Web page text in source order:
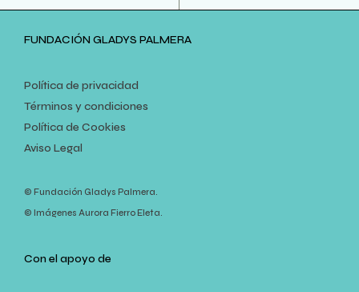
FUNDACIÓN GLADYS PALMERA
Política de privacidad
Términos y condiciones
Política de Cookies
Aviso Legal
© Fundación Gladys Palmera.
© Imágenes Aurora Fierro Eleta.
Con el apoyo de